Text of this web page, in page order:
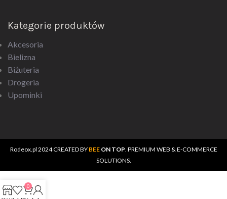
Kategorie produktów
Akcesoria
Bielizna
Biżuteria
Drogeria
Upominki
0